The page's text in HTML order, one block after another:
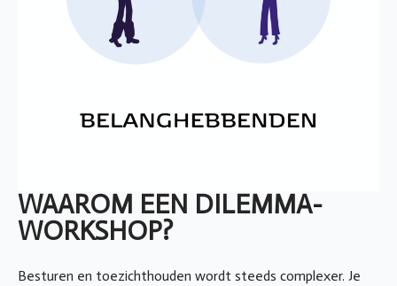
WAAROM EEN DILEMMA-
WORKSHOP?
Besturen en toezichthouden wordt steeds complexer. Je